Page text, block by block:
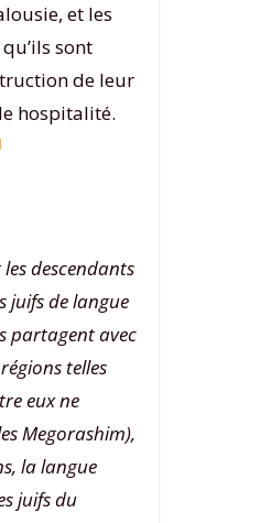
et les
sont
de leur
hospitalité.
descendants
juifs de langue
partagent avec
telles
eux ne
Megorashim),
la langue
juifs du